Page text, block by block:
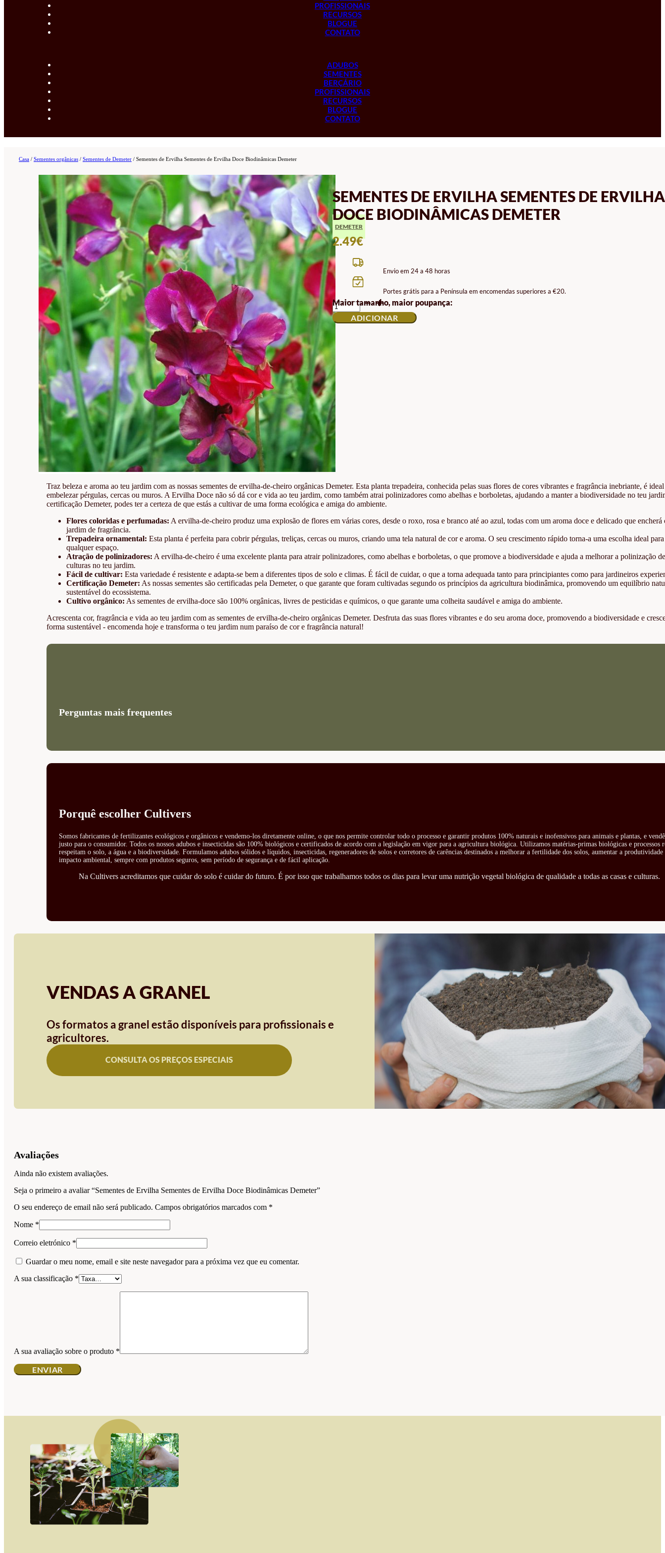
PROFISSIONAIS
RECURSOS
BLOGUE
CONTATO
ADUBOS
SEMENTES
BERÇÁRIO
PROFISSIONAIS
RECURSOS
BLOGUE
CONTATO
Casa / Sementes orgânicas / Sementes de Demeter / Sementes de Ervilha Sementes de Ervilha Doce Biodinâmicas Demeter
SEMENTES DE ERVILHA SEMENTES DE ERVILHA
DOCE BIODINÂMICAS DEMETER
DEMETER
2.49€
Envio em 24 a 48 horas
Portes grátis para a Península em encomendas superiores a €20.
Maior tamanho, maior poupança:
QUANTIDADE
DE
SEMENTES
DE
ERVILHA
SEMENTES
DOCE
BIODINÂMICAS
DEMETER
ADICIONAR
Traz beleza e aroma ao teu jardim com as nossas sementes de ervilha-de-cheiro orgânicas Demeter. Esta planta trepadeira, conhecida pelas suas flores de cores vibrantes e fragrância inebriante, é
embelezar pérgulas, cercas ou muros. A Ervilha Doce não só dá cor e vida ao teu jardim, como também atrai polinizadores como abelhas e borboletas, ajudando a manter a biodiversidade no teu
certificação Demeter, podes ter a certeza de que estás a cultivar de uma forma ecológica e amiga do ambiente.
Flores coloridas e perfumadas: A ervilha-de-cheiro produz uma explosão de flores em várias cores, desde o roxo, rosa e branco até ao azul, todas com um aroma doce e delicado que encherá
jardim de fragrância.
Trepadeira ornamental: Esta planta é perfeita para cobrir pérgulas, treliças, cercas ou muros, criando uma tela natural de cor e aroma. O seu crescimento rápido torna-a uma escolha ideal
qualquer espaço.
Atração de polinizadores: A ervilha-de-cheiro é uma excelente planta para atrair polinizadores, como abelhas e borboletas, o que promove a biodiversidade e ajuda a melhorar a polinização
culturas no teu jardim.
Fácil de cultivar: Esta variedade é resistente e adapta-se bem a diferentes tipos de solo e climas. É fácil de cuidar, o que a torna adequada tanto para principiantes como para jardineiros
Certificação Demeter: As nossas sementes são certificadas pela Demeter, o que garante que foram cultivadas segundo os princípios da agricultura biodinâmica, promovendo um equilíbrio
sustentável do ecossistema.
Cultivo orgânico: As sementes de ervilha-doce são 100% orgânicas, livres de pesticidas e químicos, o que garante uma colheita saudável e amiga do ambiente.
Acrescenta cor, fragrância e vida ao teu jardim com as sementes de ervilha-de-cheiro orgânicas Demeter. Desfruta das suas flores vibrantes e do seu aroma doce, promovendo a biodiversidade e
forma sustentável - encomenda hoje e transforma o teu jardim num paraíso de cor e fragrância natural!
Perguntas mais frequentes
Porquê escolher Cultivers
Somos fabricantes de fertilizantes ecológicos e orgânicos e vendemo-los diretamente online, o que nos permite controlar todo o processo e garantir produtos 100% naturais e inofensivos para animais e plantas, e
justo para o consumidor. Todos os nossos adubos e insecticidas são 100% biológicos e certificados de acordo com a legislação em vigor para a agricultura biológica. Utilizamos matérias-primas biológicas e processos
respeitam o solo, a água e a biodiversidade. Formulamos adubos sólidos e líquidos, insecticidas, regeneradores de solos e corretores de carências destinados a melhorar a fertilidade dos solos, aumentar a
impacto ambiental, sempre com produtos seguros, sem período de segurança e de fácil aplicação.
Na Cultivers acreditamos que cuidar do solo é cuidar do futuro. É por isso que trabalhamos todos os dias para levar uma nutrição vegetal biológica de qualidade a todas as casas e culturas.
VENDAS A GRANEL
Os formatos a granel estão disponíveis para profissionais e
agricultores.
CONSULTA OS PREÇOS ESPECIAIS
Avaliações
Ainda não existem avaliações.
Seja o primeiro a avaliar “Sementes de Ervilha Sementes de Ervilha Doce Biodinâmicas Demeter”
O seu endereço de email não será publicado. Campos obrigatórios marcados com *
Nome *
Correio eletrónico *
Guardar o meu nome, email e site neste navegador para a próxima vez que eu comentar.
A sua classificação *
A sua avaliação sobre o produto *